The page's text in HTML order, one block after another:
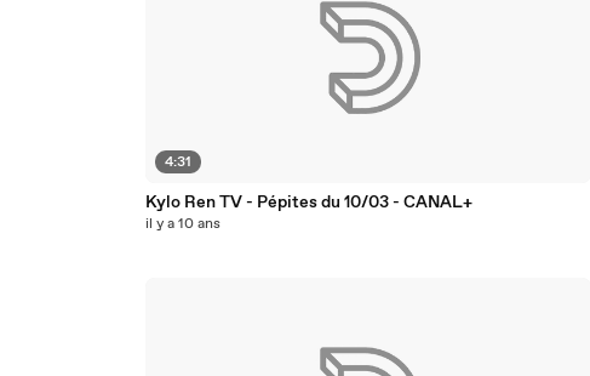
4:31
Kylo Ren TV - Pépites du 10/03 - CANAL+
il y a 10 ans